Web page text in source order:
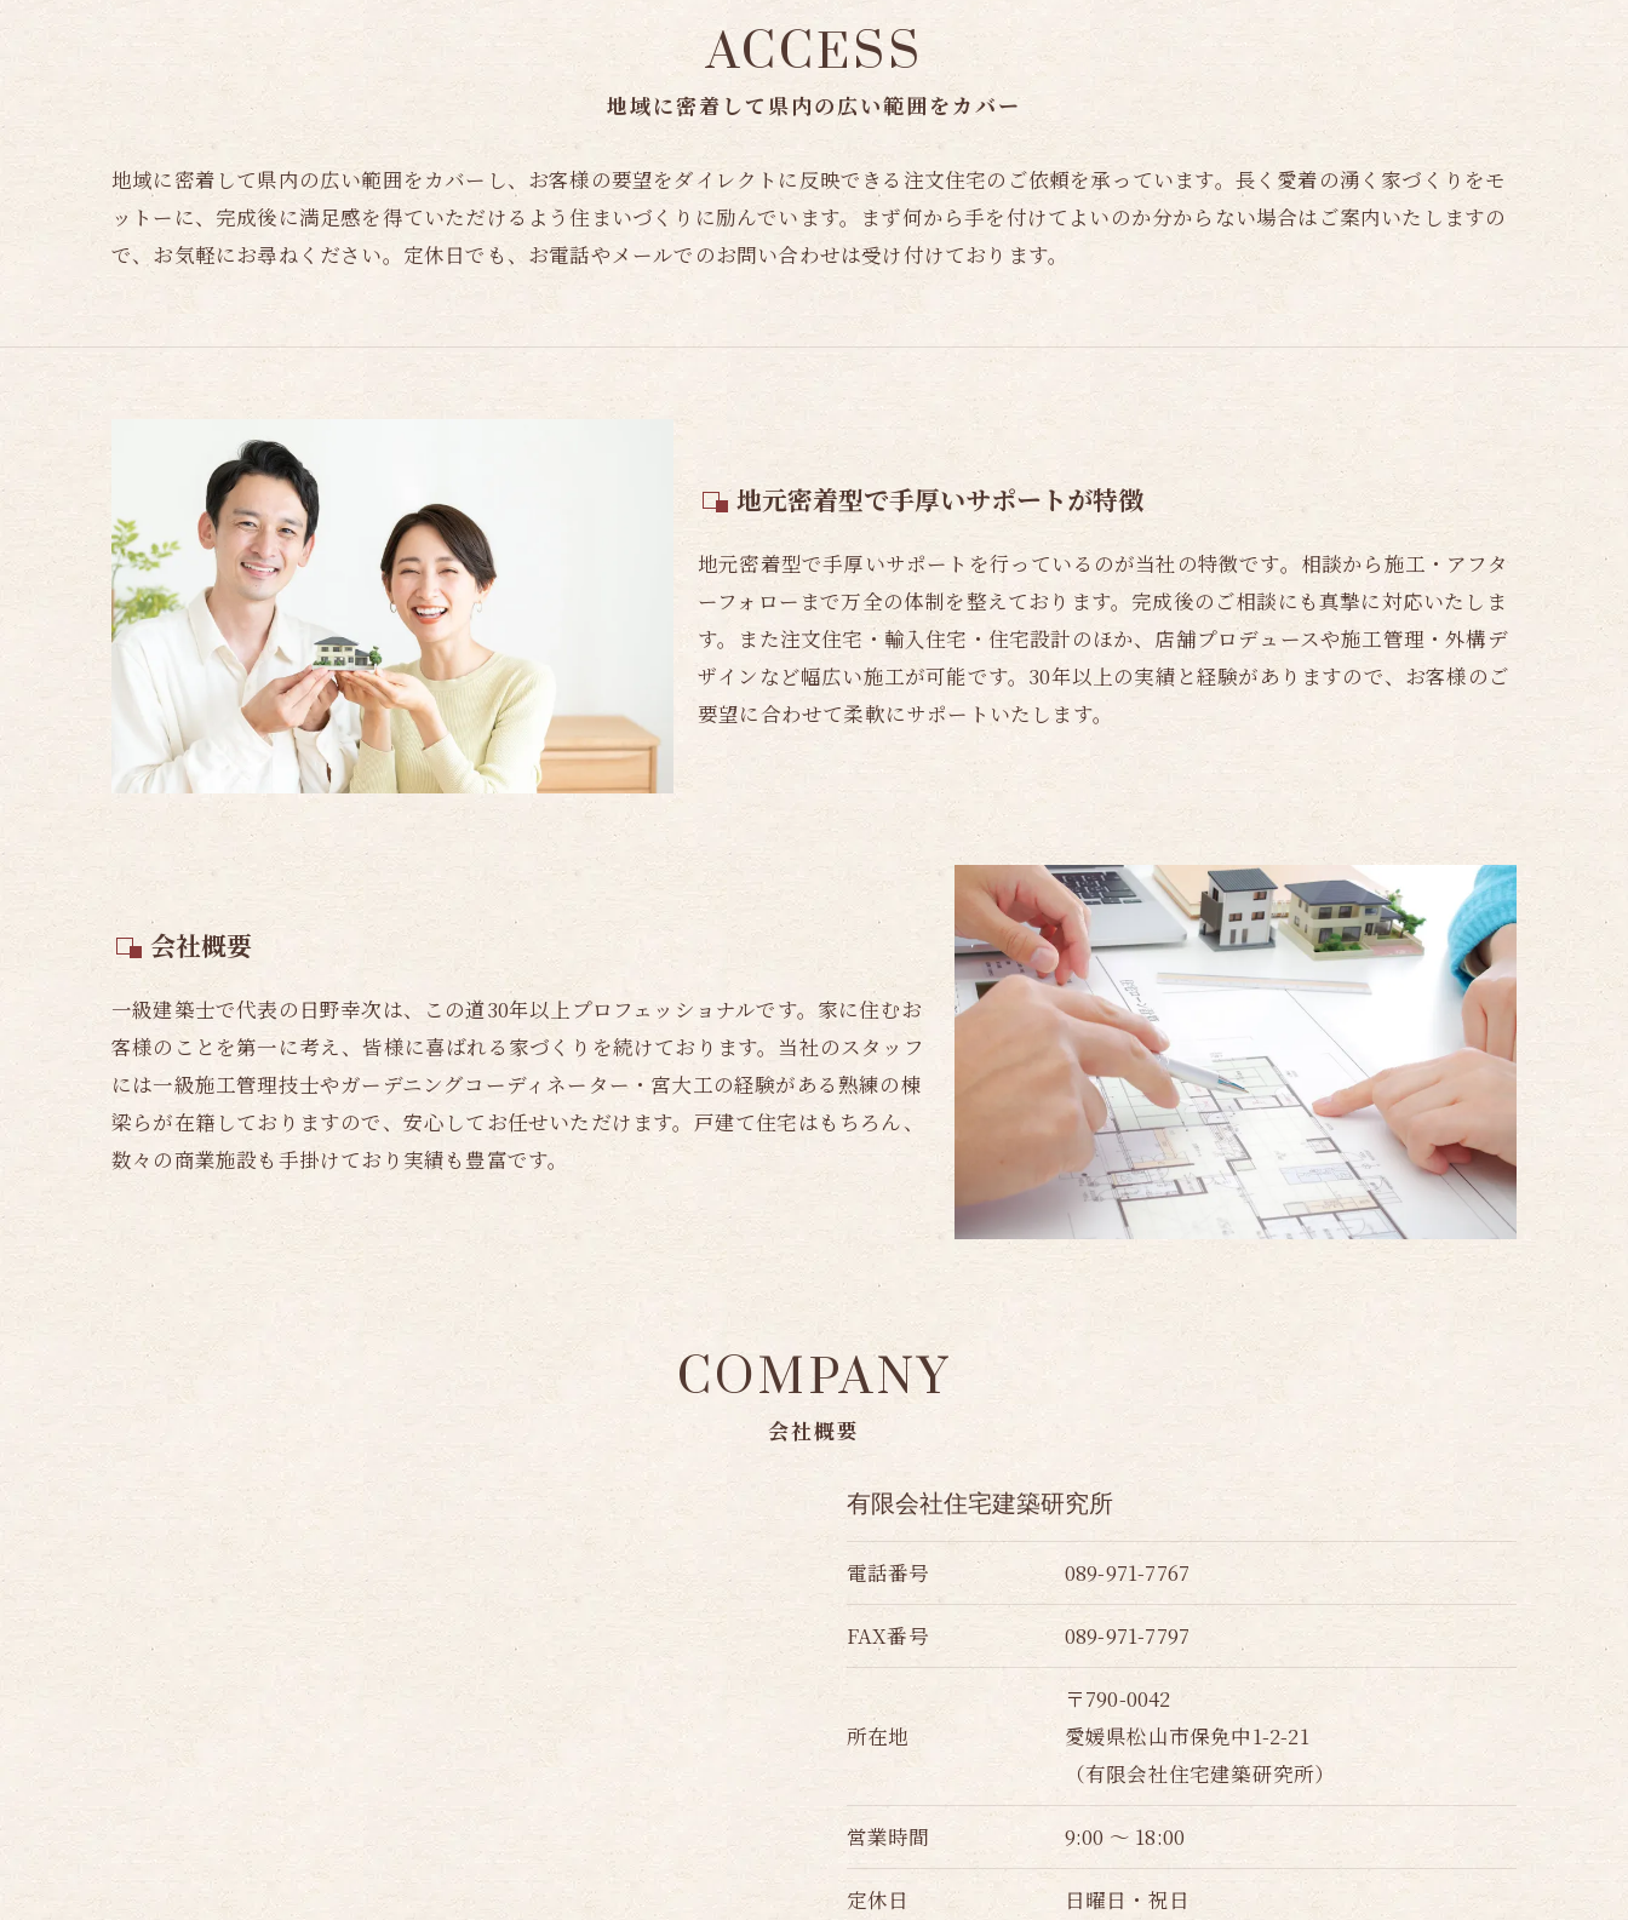
地域に密着して県内の広い範囲をカバー
ACCESS
地域に密着して県内の広い範囲をカバーし、お客様の要望をダイレクトに反映できる注文住宅のご依頼を承っています。長く愛着の湧く家づくりをモ
ットーに、完成後に満足感を得ていただけるよう住まいづくりに励んでいます。まず何から手を付けてよいのか分からない場合はご案内いたしますの
で、お気軽にお尋ねください。定休日でも、お電話やメールでのお問い合わせは受け付けております。
地元密着型で手厚いサポートが特徴
地元密着型で手厚いサポートを行っているのが当社の特徴です。相談から施工・アフタ
ーフォローまで万全の体制を整えております。完成後のご相談にも真摯に対応いたしま
す。また注文住宅・輸入住宅・住宅設計のほか、店舗プロデュースや施工管理・外構デ
ザインなど幅広い施工が可能です。30年以上の実績と経験がありますので、お客様のご
要望に合わせて柔軟にサポートいたします。
会社概要
一級建築士で代表の日野幸次は、この道30年以上プロフェッショナルです。家に住むお
客様のことを第一に考え、皆様に喜ばれる家づくりを続けております。当社のスタッフ
には一級施工管理技士やガーデニングコーディネーター・宮大工の経験がある熟練の棟
梁らが在籍しておりますので、安心してお任せいただけます。戸建て住宅はもちろん、
数々の商業施設も手掛けており実績も豊富です。
会社概要
COMPANY
有限会社住宅建築研究所
電話番号 089-971-7767
FAX番号 089-971-7797
所在地
〒790-0042
愛媛県松山市保免中1-2-21
（有限会社住宅建築研究所）
営業時間 9:00 ～ 18:00
定休日 日曜日・祝日